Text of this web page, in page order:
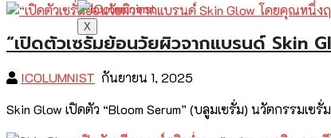
X
“เปิดตัวเซรั่มย้อนวัยผิวจากแบรนด์ Skin
ICOLUMNIST กันยายน 1, 2025
Skin Glow เปิดตัว “Bloom Serum” (บลูมเซรั่ม) นวัตกรรมเซรั่ม